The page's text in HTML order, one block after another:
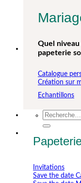
Recherche
pour :
Quel
papeterie
Catalogue
Création sur
Echantillons
Invitations
Save the date